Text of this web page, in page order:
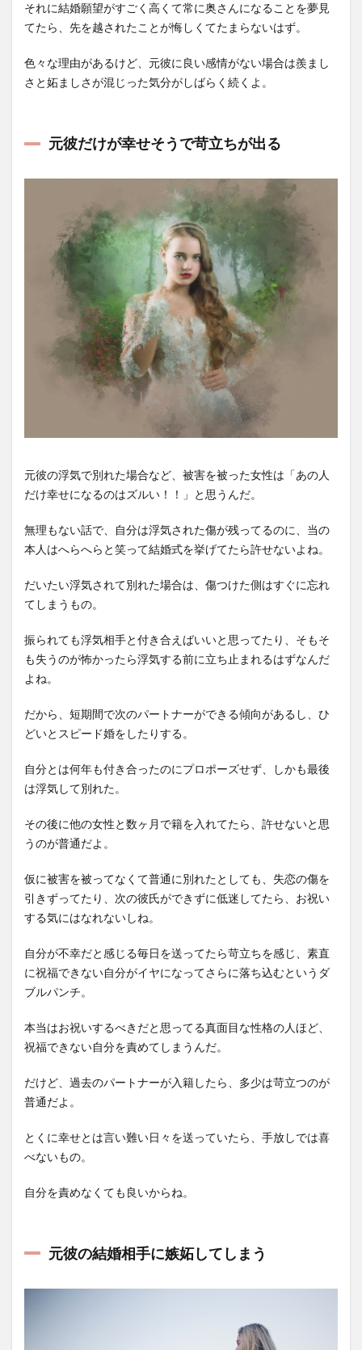
それに結婚願望がすごく高くて常に奥さんになることを夢見
てたら、先を越されたことが悔しくてたまらないはず。
色々な理由があるけど、元彼に良い感情がない場合は羨まし
さと妬ましさが混じった気分がしばらく続くよ。
元彼だけが幸せそうで苛立ちが出る
元彼の浮気で別れた場合など、被害を被った女性は「あの人
だけ幸せになるのはズルい！！」と思うんだ。
無理もない話で、自分は浮気された傷が残ってるのに、当の
本人はへらへらと笑って結婚式を挙げてたら許せないよね。
だいたい浮気されて別れた場合は、傷つけた側はすぐに忘れ
てしまうもの。
振られても浮気相手と付き合えばいいと思ってたり、そもそ
も失うのが怖かったら浮気する前に立ち止まれるはずなんだ
よね。
だから、短期間で次のパートナーができる傾向があるし、ひ
どいとスピード婚をしたりする。
自分とは何年も付き合ったのにプロポーズせず、しかも最後
は浮気して別れた。
その後に他の女性と数ヶ月で籍を入れてたら、許せないと思
うのが普通だよ。
仮に被害を被ってなくて普通に別れたとしても、失恋の傷を
引きずってたり、次の彼氏ができずに低迷してたら、お祝い
する気にはなれないしね。
自分が不幸だと感じる毎日を送ってたら苛立ちを感じ、素直
に祝福できない自分がイヤになってさらに落ち込むというダ
ブルパンチ。
本当はお祝いするべきだと思ってる真面目な性格の人ほど、
祝福できない自分を責めてしまうんだ。
だけど、過去のパートナーが入籍したら、多少は苛立つのが
普通だよ。
とくに幸せとは言い難い日々を送っていたら、手放しでは喜
べないもの。
自分を責めなくても良いからね。
元彼の結婚相手に嫉妬してしまう